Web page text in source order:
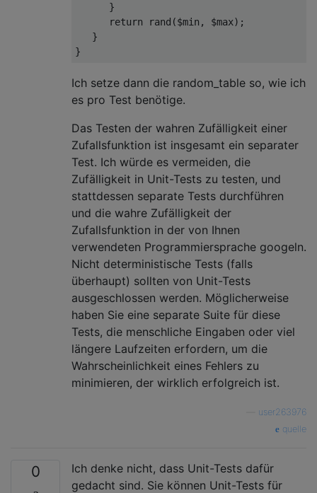
      }
return rand($min, $max);
   }
Ich setze dann die random_table so, wie ich
es pro Test benötige.
Das Testen der wahren Zufälligkeit einer
Zufallsfunktion ist insgesamt ein separater
Test. Ich würde es vermeiden, die
Zufälligkeit in Unit-Tests zu testen, und
stattdessen separate Tests durchführen
und die wahre Zufälligkeit der
Zufallsfunktion in der von Ihnen
verwendeten Programmiersprache googeln.
Nicht deterministische Tests (falls
überhaupt) sollten von Unit-Tests
ausgeschlossen werden. Möglicherweise
haben Sie eine separate Suite für diese
Tests, die menschliche Eingaben oder viel
längere Laufzeiten erfordern, um die
Wahrscheinlichkeit eines Fehlers zu
minimieren, der wirklich erfolgreich ist.
user263976
quelle
0
Ich denke nicht, dass Unit-Tests dafür
gedacht sind. Sie können Unit-Tests für